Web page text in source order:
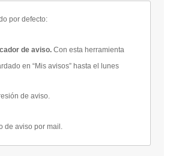
por defecto:
de aviso. Con esta herramienta
en “Mis avisos” hasta el lunes
de aviso.
de aviso por mail.